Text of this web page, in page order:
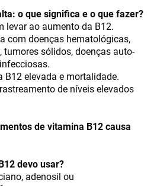
o que significa e o que fazer?
levar ao aumento da B12.
com doenças hematológicas,
tumores sólidos, doenças auto-
B12 elevada e mortalidade.
de níveis elevados
de vitamina B12 causa
devo usar?
adenosil ou